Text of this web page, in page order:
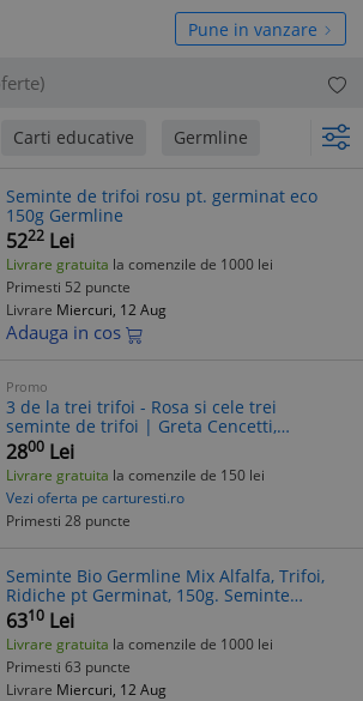
Pune in vanzare
Carti educative Germline
Seminte de trifoi rosu pt. germinat eco
150g Germline
5222 Lei
Livrare gratuita la comenzile de 1000 lei
Primesti 52 puncte
Livrare Miercuri, 12 Aug
Adauga in cos
Promo
3 de la trei trifoi - Rosa si cele trei
seminte de trifoi | Greta Cencetti,
Emanuela Carletti
2800 Lei
Livrare gratuita la comenzile de 150 lei
Vezi oferta pe carturesti.ro
Primesti 28 puncte
Seminte Bio Germline Mix Alfalfa, Trifoi,
Ridiche pt Germinat, 150g. Seminte
germinare, Microplante, Rasaduri,
Gradina
6310 Lei
Livrare gratuita la comenzile de 1000 lei
Primesti 63 puncte
Livrare Miercuri, 12 Aug